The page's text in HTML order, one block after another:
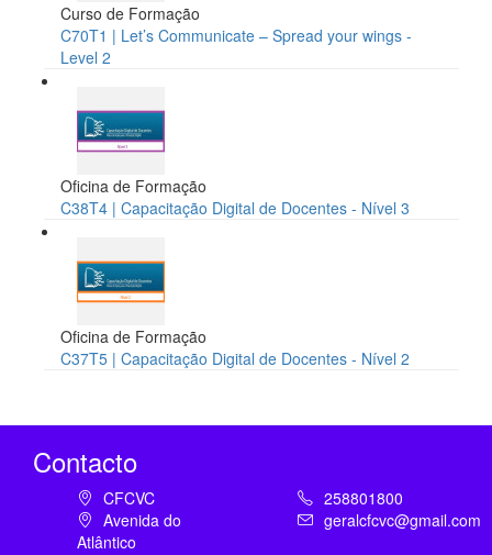
Curso de Formação
C70T1 | Let’s Communicate – Spread your wings -
Level 2
Oficina de Formação
C38T4 | Capacitação Digital de Docentes - Nível 3
Oficina de Formação
C37T5 | Capacitação Digital de Docentes - Nível 2
Contacto
CFCVC
Avenida do
Atlântico
258801800
geralcfcvc@gmail.com